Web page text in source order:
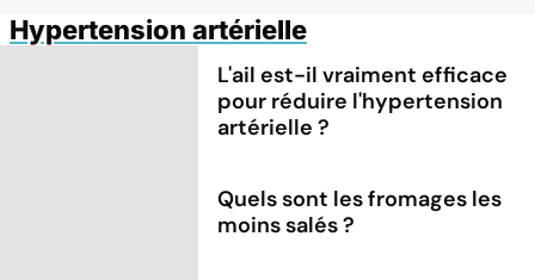
Hypertension artérielle
L'ail est-il vraiment efficace
pour réduire l'hypertension
artérielle ?
Quels sont les fromages les
moins salés ?